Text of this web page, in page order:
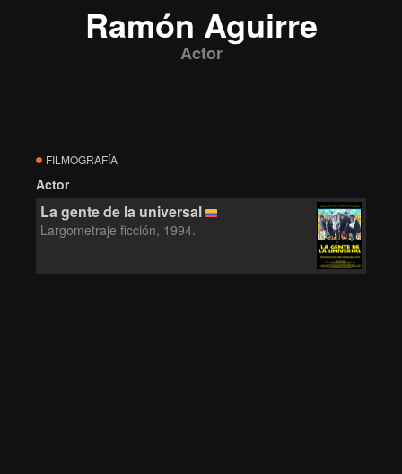
Ramón Aguirre
Actor
FILMOGRAFÍA
Actor
La gente de la universal
Largometraje ficción, 1994.